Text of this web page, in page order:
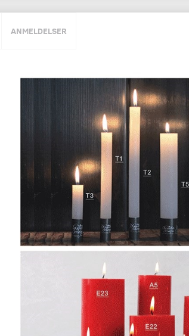
ANMELDELSER